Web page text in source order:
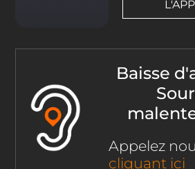
Baisse
Appelez
cliquant ici